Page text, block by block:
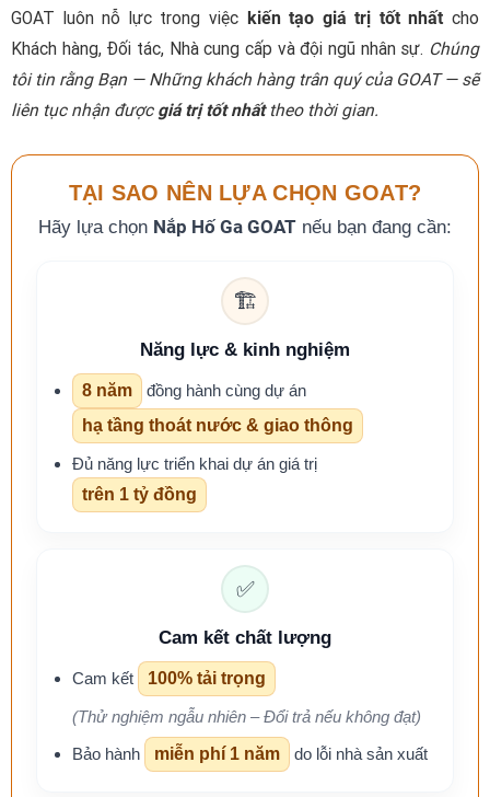
GOAT luôn nỗ lực trong việc kiến tạo giá trị tốt nhất cho
Khách hàng, Đối tác, Nhà cung cấp và đội ngũ nhân sự. Chúng
tôi tin rằng Bạn — Những khách hàng trân quý của GOAT — sẽ
liên tục nhận được giá trị tốt nhấttheo thời gian.
TẠI SAO NÊN LỰA CHỌN GOAT?
Hãy lựa chọn Nắp Hố Ga GOAT nếu bạn đang cần:
🏗️
Năng lực & kinh nghiệm
8 năm
đồng hành cùng dự án
hạ tầng thoát nước & giao thông
Đủ năng lực triển khai dự án giá trị
trên 1 tỷ đồng
✅
Cam kết chất lượng
Cam kết 100% tải trọng
(Thử nghiệm ngẫu nhiên – Đổi trả nếu không đạt)
Bảo hành
miễn phí 1 năm do lỗi nhà sản xuất